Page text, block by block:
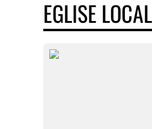
EGLISE